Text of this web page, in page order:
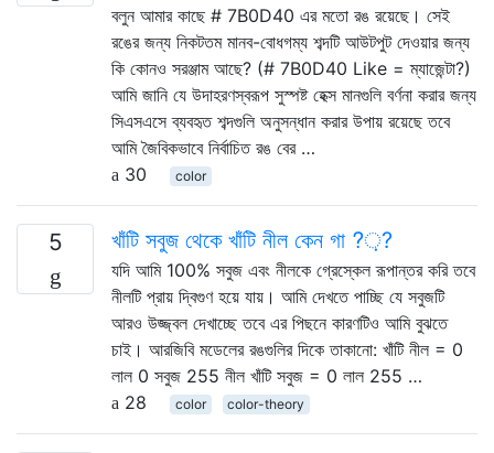
বলুন আমার কাছে # 7B0D40 এর মতো রঙ রয়েছে। সেই
রঙের জন্য নিকটতম মানব-বোধগম্য শব্দটি আউটপুট দেওয়ার জন্য
কি কোনও সরঞ্জাম আছে? (# 7B0D40 Like = ম্যাজেন্টা?)
আমি জানি যে উদাহরণস্বরূপ সুস্পষ্ট হেক্স মানগুলি বর্ণনা করার জন্য
সিএসএসে ব্যবহৃত শব্দগুলি অনুসন্ধান করার উপায় রয়েছে তবে
আমি জৈবিকভাবে নির্বাচিত রঙ বের …
30
color
5 খাঁটি সবুজ থেকে খাঁটি নীল কেন গা ?়?
যদি আমি 100% সবুজ এবং নীলকে গ্রেস্কেল রূপান্তর করি তবে
নীলটি প্রায় দ্বিগুণ হয়ে যায়। আমি দেখতে পাচ্ছি যে সবুজটি
আরও উজ্জ্বল দেখাচ্ছে তবে এর পিছনে কারণটিও আমি বুঝতে
চাই। আরজিবি মডেলের রঙগুলির দিকে তাকানো: খাঁটি নীল = 0
লাল 0 সবুজ 255 নীল খাঁটি সবুজ = 0 লাল 255 …
28
color color-theory